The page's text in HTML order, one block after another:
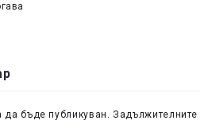
бъде публикуван. Задължителните